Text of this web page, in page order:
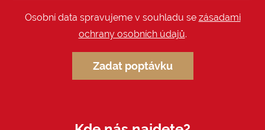
Osobní data spravujeme v souhladu se zásadami
ochrany osobních údajů.
Zadat poptávku